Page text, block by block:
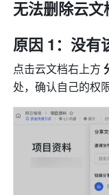
无法删除云文
原因 1：没有
点击云文档右上方
处，确认自己的权